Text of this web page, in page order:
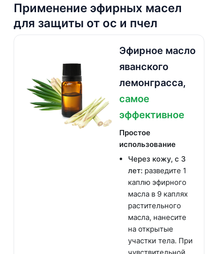
Применение эфирных масел
для защиты от ос и пчел
Эфирное масло
яванского
лемонграсса,
самое
эффективное
Простое
использование
Через кожу, с 3
лет: разведите 1
каплю эфирного
масла в 9 каплях
растительного
масла, нанесите
на открытые
участки тела. При